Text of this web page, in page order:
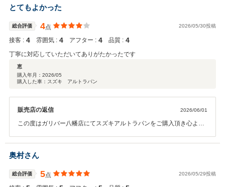
す。 ご納車後もおクルマのメンテナンス等でお困りの際は気兼ねなく
当店へご相談ください。 今後とも末永いお付き合いを何卒よろしくお
願い申し上げます。
とてもよかった
総合評価 4点 2026/05/30投稿
接客 : 4 雰囲気 : 4 アフター : 4 品質 : 4
丁寧に対応していただいてありがたかったです
恵
購入年月： 2026/05
購入した車：スズキ アルトラパン
販売店の返信 2026/06/01
この度はガリバー八幡店にてスズキアルトラパンをご購入頂き心より
販売店の中から当店にお任せ頂き私共も大変嬉しく思います。 ご納車
後はおクルマのメンテナンス等でお困りの際は気兼ねなくご相談くだ
す。
奥村さん
総合評価 5点 2026/05/29投稿